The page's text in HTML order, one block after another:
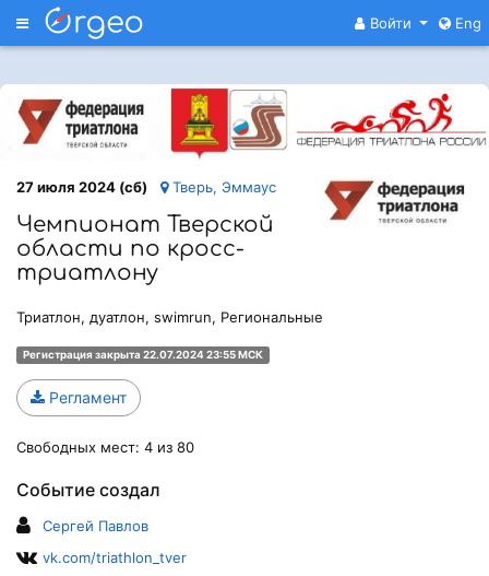
Меню Войти Eng
27 июля 2024 (сб) Тверь, Эммаус
Чемпионат Тверской
области по кросс-
триатлону
Триатлон, дуатлон, swimrun, Региональные
Регистрация закрыта 22.07.2024 23:55 МСК
Регламент
Свободных мест: 4 из 80
Событие создал
Сергей Павлов
vk.com/triathlon_tver